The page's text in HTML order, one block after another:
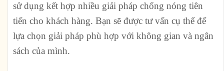
sử dụng kết hợp nhiều giải pháp chống nóng tiên
tiến cho khách hàng. Bạn sẽ được tư vấn cụ thể để
lựa chọn giải pháp phù hợp với không gian và ngân
sách của mình.